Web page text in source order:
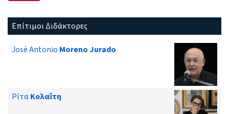
Επίτιμοι Διδάκτορες
José Antonio Moreno Jurado
ΡίταΚολαΐτη